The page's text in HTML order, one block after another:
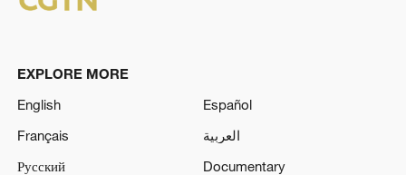
EXPLORE MORE
English
Español
Français
العربية
Русский
Documentary